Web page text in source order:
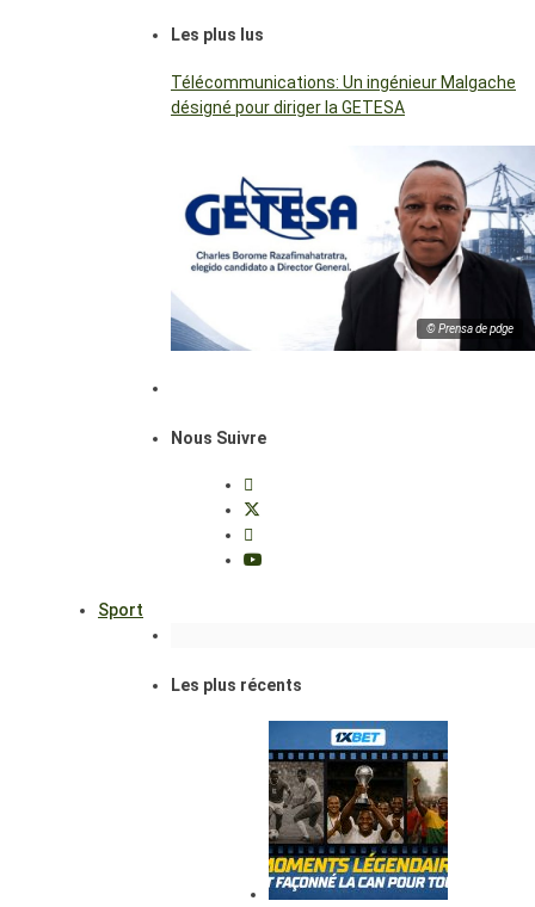
Les plus lus
Télécommunications: Un ingénieur Malgache
désigné pour diriger la GETESA
© Prensa de pdge
Nous Suivre
Sport
Les plus récents